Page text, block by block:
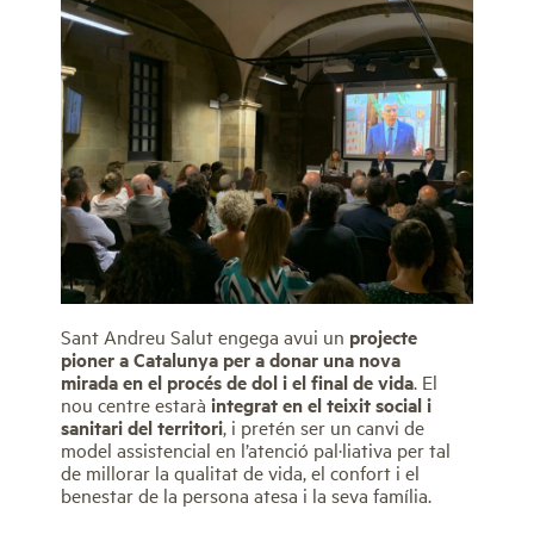
Sant Andreu Salut engega avui un projecte
pioner a Catalunya per a donar una nova
miradaen el procés de dol i el final de vida. El
nou centre estarà integrat en el teixit social i
sanitari del territori, i pretén ser un canvi de
model assistencial en l’atenció pal·liativa per tal
de millorar la qualitat de vida, el confort i el
benestar de la persona atesa i la seva família.